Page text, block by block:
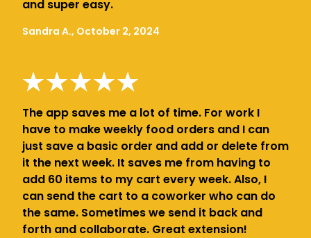
and super easy.
Sandra A., October 2, 2024
The app saves me a lot of time. For work I
have to make weekly food orders and I can
just save a basic order and add or delete from
it the next week. It saves me from having to
add 60 items to my cart every week. Also, I
can send the cart to a coworker who can do
the same. Sometimes we send it back and
forth and collaborate. Great extension!